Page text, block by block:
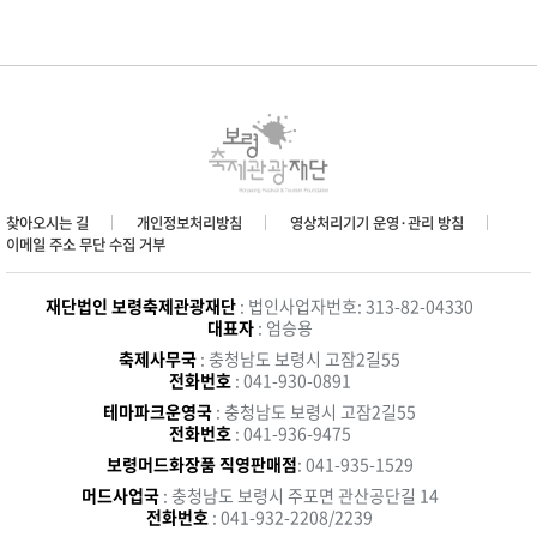
찾아오시는 길 개인정보처리방침
영상처리기기 운영·관리 방침
이메일 주소 무단 수집 거부
재단법인 보령축제관광재단 : 법인사업자번호: 313-82-04330
대표자: 엄승용
축제사무국 : 충청남도 보령시 고잠2길55
전화번호 : 041-930-0891
테마파크운영국 : 충청남도 보령시 고잠2길55
전화번호 : 041-936-9475
보령머드화장품 직영판매점: 041-935-1529
머드사업국 : 충청남도 보령시 주포면 관산공단길 14
전화번호 : 041-932-2208/2239